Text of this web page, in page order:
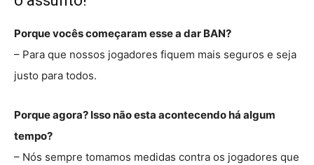
Porque vocês começaram esse a dar BAN?
– Para que nossos jogadores fiquem mais seguros e seja
justo para todos.
Porque agora? Isso não esta acontecendo há algum
tempo?
– Nós sempre tomamos medidas contra os jogadores que